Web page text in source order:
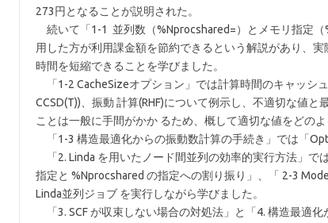
273円となることが説明された。
続いて「1-1 並列数（%Nprocshared=）とメモリ指定（
用した方が利用課金額を節約できるという解説があり、
時間を短縮できることを学びました。
「1-2 CacheSizeオプション」では計算時間のキャッシ
CCSD(T))、振動 計算(RHF)について例示し、不適切な値
ことは一般に手間がかか るため、概して適切な値をどの
「1-3 構造最適化からの振動数計算の手続き」では「
「2. Linda を用いたノード間並列の効率的実行方法」で
指定と %Nprocshared の指定への割り振り」、「 2-3
Linda並列ジョブ を実行しながら学びました。
「3. SCF が収束しない場合の対処法」と「4. 構造最適